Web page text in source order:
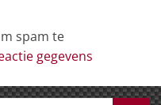
spam te
gegevens